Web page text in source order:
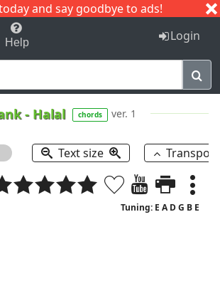
and say goodbye to ads!
C I J
Help Login
- Halal chords ver. 1
Text size
Tuning: E A D G B E